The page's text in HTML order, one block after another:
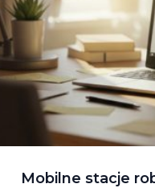
Mobilne stacje